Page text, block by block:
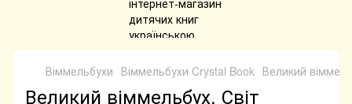
Віммельбухи Віммельбухи Crystal Book Великий
Великий віммельбух. Світ